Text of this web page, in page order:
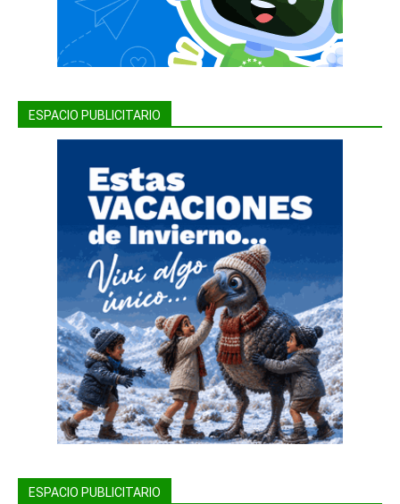
ESPACIO PUBLICITARIO
ESPACIO PUBLICITARIO